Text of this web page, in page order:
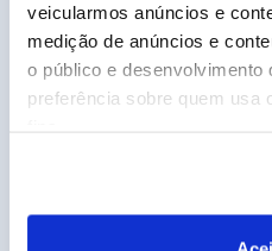
veicularmos anúncios e
medição de anúncios e
o público e desenvolvimento
preferência sobre quem usa
Se permitir, gostaríamos
Recolher
geográfica as quais
Ceys
Sobre a Ceys